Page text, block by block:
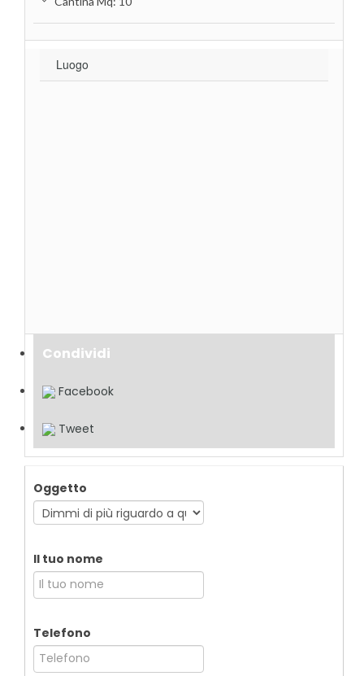
Luogo
Condividi
Facebook
Tweet
Oggetto
Il tuo nome
Telefono